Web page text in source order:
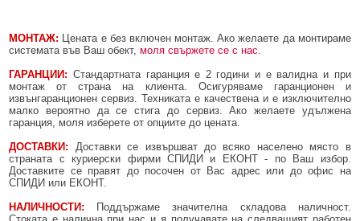
МОНТАЖ: Цената e без включен монтаж. Ако желаете да монтираме
системата във Ваш обект,моля свържете се с нас
ГАРАНЦИИ: Стандартната гаранция е 2 години и е валидна и при
монтаж от страна на клиента. Осигуряваме гаранционен и
извънгаранционен сервиз. Техниката е качествена и е изключително
малко вероятно да се стига до сервиз. Ако желаете удължена
гаранция, моля изберете от опциите до цената.
ДОСТАВКИ: Доставки се извършват до всяко населено място в
страната с куриерски фирми СПИДИ и ЕКОНТ - по Ваш избор.
Доставките се правят до посочен от Вас адрес или до офис на
СПИДИ или ЕКОНТ.
НАЛИЧНОСТИ: Поддържаме значителна складова наличност.